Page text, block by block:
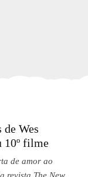
Wes
10º filme
de amor ao